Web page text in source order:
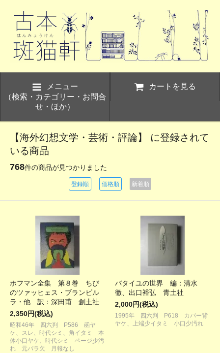
メニュー
（検索・カテゴリー・お問合
せ・ほか）
カートを見る
【海外幻想文学・芸術・評論】 に登録されて
いる商品
768件の商品が見つかりました
登録順 価格順 新着順
ホフマン全集 第８巻 ちび
のツァッヒェス・ブランビル
ラ・他 訳：深田甫 創土社
2,350円(税込)
昭和46年 四六判 P586 函ヤ
ケ、スレ、時代シミ、角イタミ 本
体小口ヤケ、時代シミ ページ少汚
れ 元パラ欠 月報なし
バタイユの世界 編：清水
徹、出口裕弘 青土社
2,000円(税込)
1995年 四六判 P618 カバー背
ヤケ、上端少イタミ 小口少汚れ